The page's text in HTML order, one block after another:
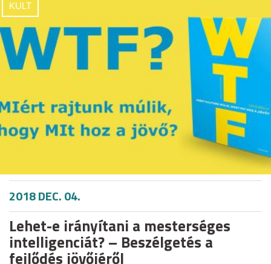
KULT
2018 DEC. 04.
Lehet-e irányítani a mesterséges
intelligenciát? – Beszélgetés a
fejlődés jövőjéről